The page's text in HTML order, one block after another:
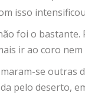
isso
foi o
ir ao coro
se outras
pelo deserto,